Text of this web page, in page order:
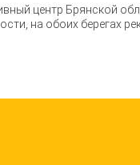
центр Брянской
на обоих берегах